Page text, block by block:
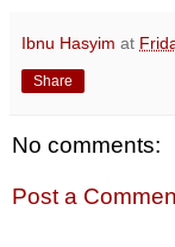
Ibnu Hasyim at
Share
No comments:
Post a